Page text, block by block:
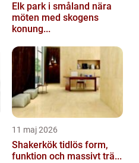
Elk park i småland nära
möten med skogens
konung...
11 maj 2026
Shakerkök tidlös form,
funktion och massivt trä...